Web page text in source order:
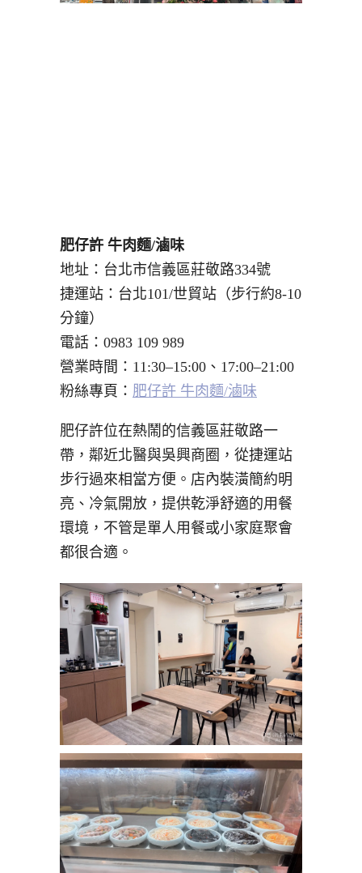
肥仔許 牛肉麵/滷味
地址：台北市信義區莊敬路334號
捷運站：台北101/世貿站（步行約8-10
分鐘）
電話：0983 109 989
營業時間：11:30–15:00、17:00–21:00
粉絲專頁： 肥仔許 牛肉麵/滷味
肥仔許位在熱鬧的信義區莊敬路一
帶，鄰近北醫與吳興商圈，從捷運站
步行過來相當方便。店內裝潢簡約明
亮、冷氣開放，提供乾淨舒適的用餐
環境，不管是單人用餐或小家庭聚會
都很合適。